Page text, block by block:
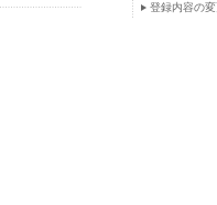
登録内容の